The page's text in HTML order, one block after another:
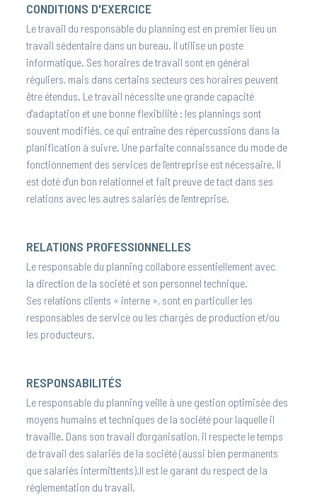
CONDITIONS D'EXERCICE
Le travail du responsable du planning est en premier lieu un
travail sédentaire dans un bureau. Il utilise un poste
informatique. Ses horaires de travail sont en général
réguliers, mais dans certains secteurs ces horaires peuvent
être étendus. Le travail nécessite une grande capacité
d'adaptation et une bonne flexibilité : les plannings sont
souvent modifiés, ce qui entraîne des répercussions dans la
planification à suivre. Une parfaite connaissance du mode de
fonctionnement des services de l'entreprise est nécessaire. Il
est doté d'un bon relationnel et fait preuve de tact dans ses
relations avec les autres salariés de l'entreprise.
RELATIONS PROFESSIONNELLES
Le responsable du planning collabore essentiellement avec
la direction de la société et son personnel technique.
Ses relations clients « interne », sont en particulier les
responsables de service ou les chargés de production et/ou
les producteurs.
RESPONSABILITÉS
Le responsable du planning veille à une gestion optimisée des
moyens humains et techniques de la société pour laquelle il
travaille. Dans son travail d'organisation, il respecte le temps
de travail des salariés de la société (aussi bien permanents
que salariés intermittents).Il est le garant du respect de la
réglementation du travail.